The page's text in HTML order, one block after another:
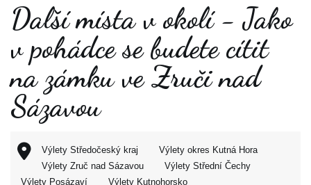
Další místa v okolí - Jako
v pohádce se budete cítit
na zámku ve Zruči nad
Sázavou
Výlety Středočeský kraj
Výlety okres Kutná Hora
Výlety Zruč nad Sázavou
Výlety Střední Čechy
Výlety Posázaví
Výlety Kutnohorsko